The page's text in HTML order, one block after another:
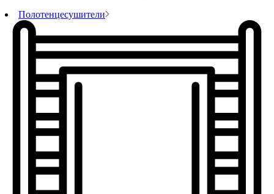
Полотенцесушители